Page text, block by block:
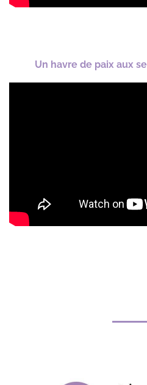
Un havre de paix aux